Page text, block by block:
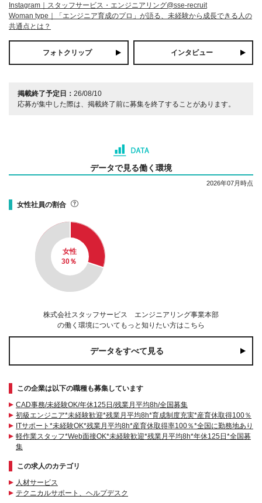
Instagram｜スタッフサービス・エンジニアリング@sse-recruit
Woman type｜「エンジニア育成のプロ」が語る、未経験から成長できる人の
共通点とは？
フォトクリップ インタビュー
掲載終了予定日： 26/08/10
応募が集中した際は、掲載終了前に募集を終了することがあります。
データで見る働く環境
2026年07月時点
女性社員の割合
女性
30％
株式会社スタッフサービス エンジニアリング事業本部
の働く環境についてもっと知りたい方はこちら
データをすべて見る
この企業は以下の職種も募集しています
CAD事務/未経験OK/年休125日/残業月平均8h/全国募集
初級エンジニア*未経験歓迎*残業月平均8h*育成制度充実*産育休取得100％
ITサポート*未経験OK*残業月平均8h*産育休取得率100％*全国に勤務地あり
軽作業スタッフ*Web面接OK*未経験歓迎*残業月平均8h*年休125日*全国募
集
この求人のカテゴリ
人材サービス
テクニカルサポート、ヘルプデスク